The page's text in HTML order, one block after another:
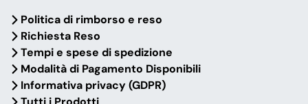
Politica di rimborso e reso
Richiesta Reso
Tempi e spese di spedizione
Modalità di Pagamento Disponibili
Informativa privacy (GDPR)